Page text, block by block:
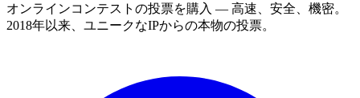
オンラインコンテストの投票を購入 — 高速、安全、機密。
2018年以来、ユニークなIPからの本物の投票。